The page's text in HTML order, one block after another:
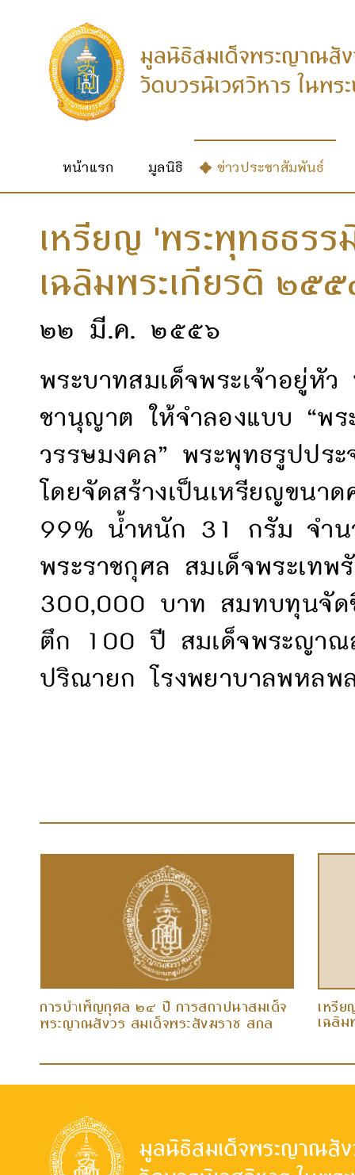
หน้าแรก มูลนิธิ ข่าวประชาสัมพันธ์
เหรียญ 'พระพุทธธร
เฉลิมพระเกียรติ ๒๕
๒๒ มี.ค. ๒๕๕๖
พระบาทสมเด็จพระเจ้าอยู่หั
ชานุญาต ให้จำลองแบบ “พ
วรรษมงคล” พระพุทธรูปป
โดยจัดสร้างเป็นเหรียญขนา
99% น้ำหนัก 31 กรัม จำน
พระราชกุศล สมเด็จพระเท
300,000 บาท สมทบทุนจัด
ตึก 100 ปี สมเด็จพระญาณ
ปริณายก โรงพยาบาลพหล
การบำเพ็ญกุศล ๒๔ ปี การสถาปนาสมเด็จ
พระญาณสังวร สมเด็จพระสังฆราช สกล
เหรี
เฉลิ